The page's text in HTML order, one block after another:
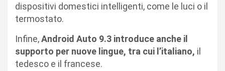
dispositivi domestici intelligenti, come le luci o il
termostato.
Infine,Android Auto 9.3 introduce anche il
supporto per nuove lingue, tra cui l’italiano, il
tedesco e il francese.